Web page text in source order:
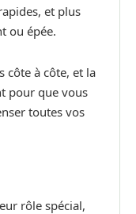
et plus
ou épée.
côte à côte, et la
pour que vous
toutes vos
rôle spécial,